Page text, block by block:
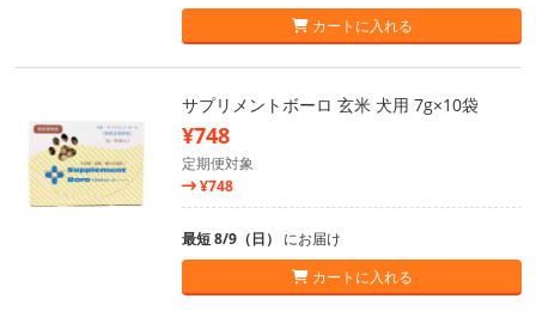
カートに入れる
サプリメントボーロ 玄米 犬用 7g×10袋
¥748
定期便対象
¥748
最短 8/9（日） にお届け
カートに入れる